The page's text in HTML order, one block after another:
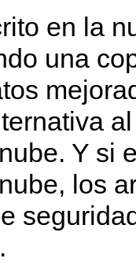
en la
una
Y si
los